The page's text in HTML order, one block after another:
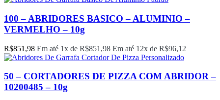
100 – ABRIDORES BASICO – ALUMINIO –
VERMELHO – 10g
R$851,98 Em até 1x de R$851,98 Em até 12x de R$96,12
50 – CORTADORES DE PIZZA COM ABRIDOR –
10200485 – 10g